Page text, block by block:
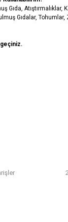
Gıda,
Gıdalar,
pahalı.
olmalı.